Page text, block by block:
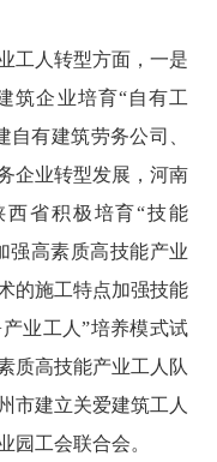
工人转型方面，一是
筑企业培育“自有工
自有建筑劳务公司、
企业转型发展，河南
省积极培育“技能
强高素质高技能产业
的施工特点加强技能
业工人”培养模式试
质高技能产业工人队
市建立关爱建筑工人
园工会联合会。